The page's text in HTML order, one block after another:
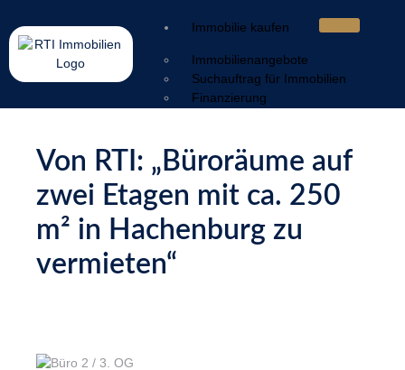
Immobilie kaufen
Immobilienangebote
Suchauftrag für Immobilien
Finanzierung
Wertermittlung
Verkaufsstrategie
Vermarktung
Service & Nachbetreuung
Sorgen & Lösungen
Von RTI: „Büroräume auf
zwei Etagen mit ca. 250
m² in Hachenburg zu
vermieten“